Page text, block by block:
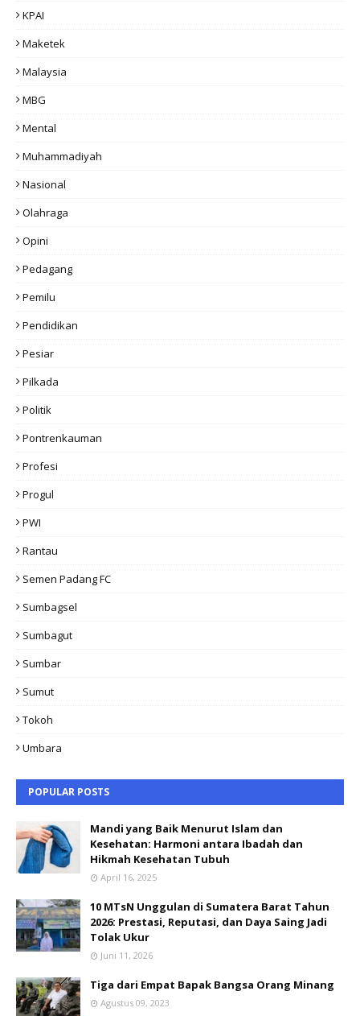
KPAI
Maketek
Malaysia
MBG
Mental
Muhammadiyah
Nasional
Olahraga
Opini
Pedagang
Pemilu
Pendidikan
Pesiar
Pilkada
Politik
Pontrenkauman
Profesi
Progul
PWI
Rantau
Semen Padang FC
Sumbagsel
Sumbagut
Sumbar
Sumut
Tokoh
Umbara
POPULAR POSTS
Mandi yang Baik Menurut Islam dan
Kesehatan: Harmoni antara Ibadah dan
Hikmah Kesehatan Tubuh
April 16, 2025
10 MTsN Unggulan di Sumatera Barat Tahun
2026: Prestasi, Reputasi, dan Daya Saing Jadi
Tolak Ukur
Juni 11, 2026
Tiga dari Empat Bapak Bangsa Orang Minang
Agustus 09, 2023